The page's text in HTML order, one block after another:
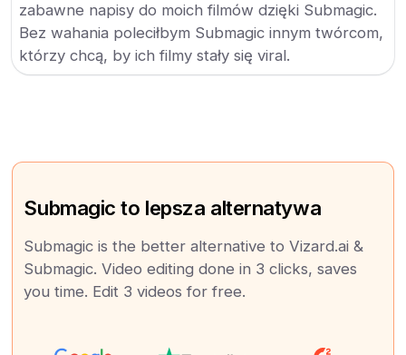
zabawne napisy do moich filmów dzięki Submagic.
Bez wahania poleciłbym Submagic innym twórcom,
którzy chcą, by ich filmy stały się viral.
Submagic to lepsza alternatywa
Submagic is the better alternative to Vizard.ai &
Submagic. Video editing done in 3 clicks, saves
you time. Edit 3 videos for free.